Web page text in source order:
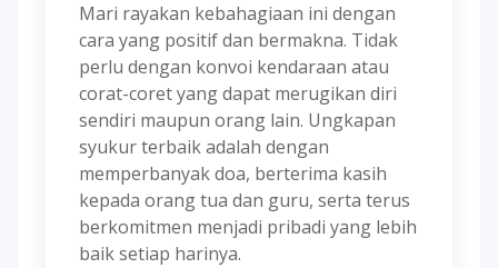
Mari rayakan kebahagiaan ini dengan
cara yang positif dan bermakna. Tidak
perlu dengan konvoi kendaraan atau
corat-coret yang dapat merugikan diri
sendiri maupun orang lain. Ungkapan
syukur terbaik adalah dengan
memperbanyak doa, berterima kasih
kepada orang tua dan guru, serta terus
berkomitmen menjadi pribadi yang lebih
baik setiap harinya.